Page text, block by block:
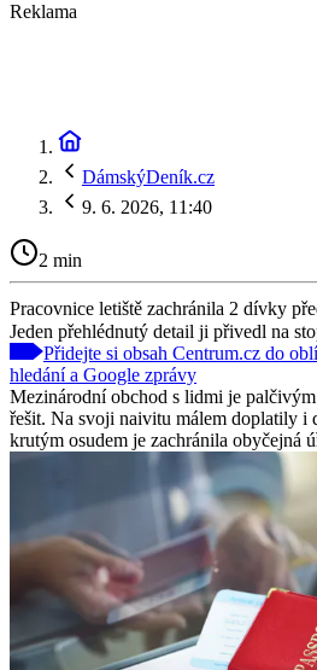
Reklama
DámskýDeník.cz
9. 6. 2026, 11:40
2 min
Pracovnice letiště zachránila 2 dívky
Jeden přehlédnutý detail ji přivedl na
Přidejte si obsah Centrum.cz do
hledání a Google zprávy
Mezinárodní obchod s lidmi je
řešit. Na svoji naivitu málem doplatily i
krutým osudem je zachránila obyčejná